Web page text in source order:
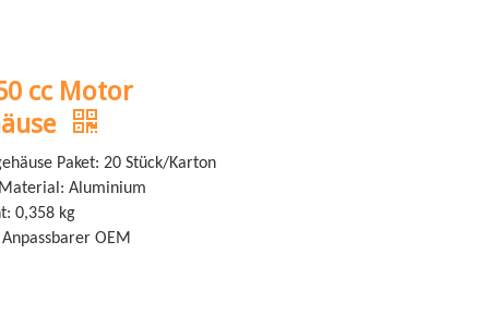
cc Motor
Paket: 20 Stück/Karton
Aluminium
0,358 kg
OEM